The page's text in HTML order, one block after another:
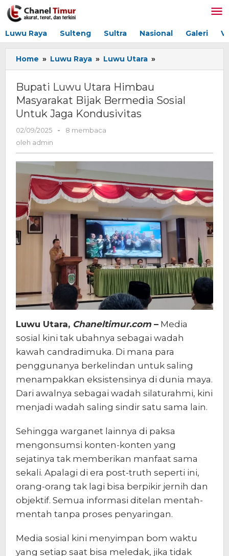
Lewati
ke
Luwu Raya Sulteng Sultra Nasional Galeri
Home » Luwu Raya » Luwu Utara »
Luwu
Masyarakat
Jaga
Bupati Luwu Utara Himbau
Masyarakat Bijak Bermedia Sosial
Untuk Jaga Kondusivitas
02/09/2025
oleh
-
8 membaca
oleh admin
Luwu Utara, Chaneltimur.com– Media
sosial kini tak ubahnya sebagai wadah
kawah candradimuka. Di mana para
penggunanya berkelindan untuk saling
menampakkan eksistensinya di dunia maya.
Dari awalnya sebagai wadah silaturahmi, kini
menjadi wadah saling sindir satu sama lain.
Sehingga warganet lainnya di paksa
mengonsumsi konten-konten yang
sejatinya tak memberikan manfaat sama
sekali. Apalagi di era post-truth seperti ini,
orang-orang tak lagi bisa berpikir jernih dan
objektif. Semua informasi ditelan mentah-
mentah tanpa proses penyaringan.
Media sosial kini menyimpan bom waktu
yang setiap saat bisa meledak, jika tidak